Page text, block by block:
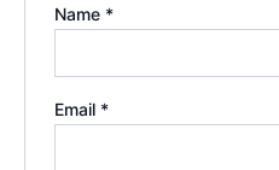
Name *
Email *